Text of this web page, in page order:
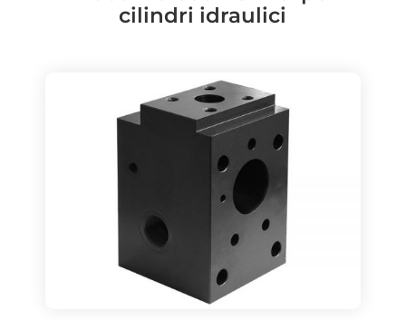
cilindri idraulici